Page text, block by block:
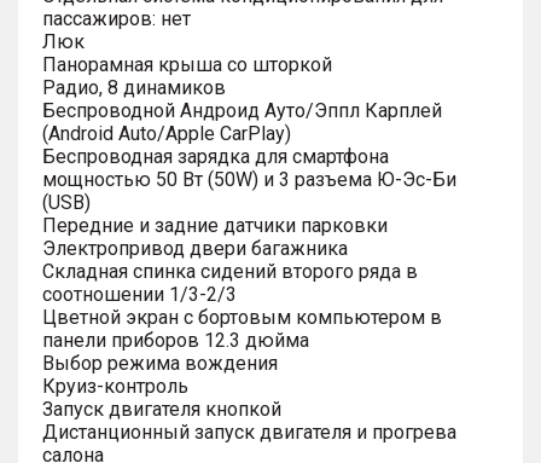
пассажиров: нет
Люк
Панорамная крыша со шторкой
Радио, 8 динамиков
Беспроводной Андроид Ауто/Эппл Карплей
(Android Auto/Apple CarPlay)
Беспроводная зарядка для смартфона
мощностью 50 Вт (50W) и 3 разъема Ю-Эс-Би
(USB)
Передние и задние датчики парковки
Электропривод двери багажника
Складная спинка сидений второго ряда в
соотношении 1/3-2/3
Цветной экран с бортовым компьютером в
панели приборов 12.3 дюйма
Выбор режима вождения
Круиз-контроль
Запуск двигателя кнопкой
Дистанционный запуск двигателя и прогрева
салона